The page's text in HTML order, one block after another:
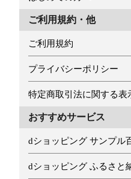
ご利用規約・他
ご利用規約
プライバシーポリシー
特定商取引法に関する表
おすすめサービス
dショッピング サンプル
dショッピング ふるさと